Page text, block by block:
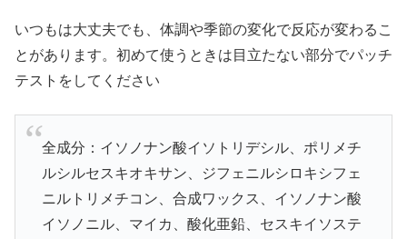
いつもは大丈夫でも、体調や季節の変化で反応が変わるこ
とがあります。初めて使うときは目立たない部分でパッチ
テストをしてください
全成分：イソノナン酸イソトリデシル、ポリメチ
ルシルセスキオキサン、ジフェニルシロキシフェ
ニルトリメチコン、合成ワックス、イソノナン酸
イソノニル、マイカ、酸化亜鉛、セスキイソステ